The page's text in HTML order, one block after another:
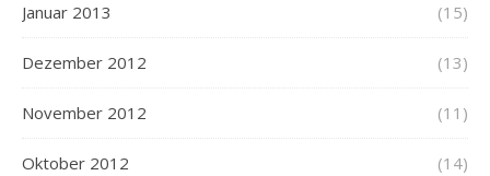
Januar 2013 (15)
Dezember 2012 (13)
November 2012 (11)
Oktober 2012 (14)